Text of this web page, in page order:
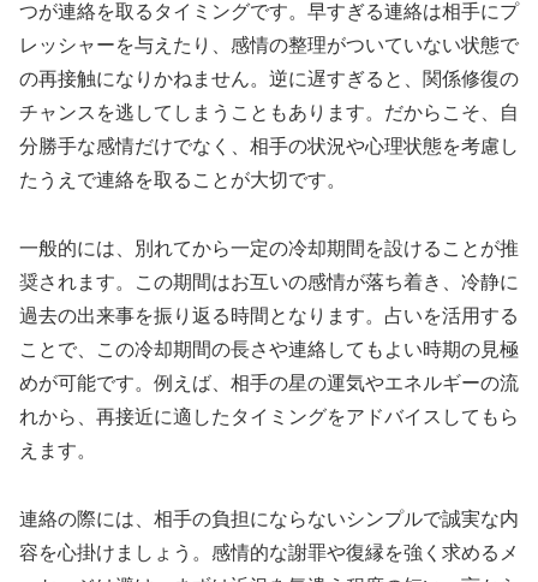
つが連絡を取るタイミングです。早すぎる連絡は相手にプ
レッシャーを与えたり、感情の整理がついていない状態で
の再接触になりかねません。逆に遅すぎると、関係修復の
チャンスを逃してしまうこともあります。だからこそ、自
分勝手な感情だけでなく、相手の状況や心理状態を考慮し
たうえで連絡を取ることが大切です。
一般的には、別れてから一定の冷却期間を設けることが推
奨されます。この期間はお互いの感情が落ち着き、冷静に
過去の出来事を振り返る時間となります。占いを活用する
ことで、この冷却期間の長さや連絡してもよい時期の見極
めが可能です。例えば、相手の星の運気やエネルギーの流
れから、再接近に適したタイミングをアドバイスしてもら
えます。
連絡の際には、相手の負担にならないシンプルで誠実な内
容を心掛けましょう。感情的な謝罪や復縁を強く求めるメ